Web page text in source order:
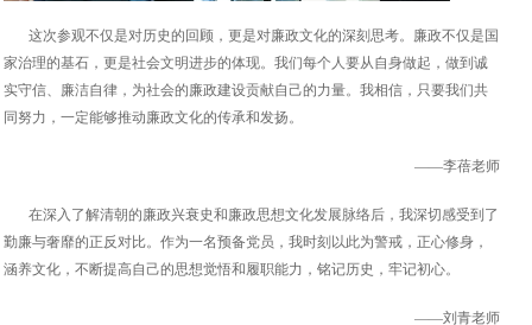
这次参观不仅是对历史的回顾，更是对廉政文化的深刻思考。廉政不仅是国
家治理的基石，更是社会文明进步的体现。我们每个人要从自身做起，做到诚
实守信、廉洁自律，为社会的廉政建设贡献自己的力量。我相信，只要我们共
同努力，一定能够推动廉政文化的传承和发扬。
——李蓓老师
在深入了解清朝的廉政兴衰史和廉政思想文化发展脉络后，我深切感受到了
勤廉与奢靡的正反对比。作为一名预备党员，我时刻以此为警戒，正心修身，
涵养文化，不断提高自己的思想觉悟和履职能力，铭记历史，牢记初心。
——刘青老师